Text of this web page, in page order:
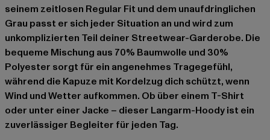
seinem zeitlosen Regular Fit und dem unaufdringlichen
Grau passt er sich jeder Situation an und wird zum
unkomplizierten Teil deiner Streetwear-Garderobe. Die
bequeme Mischung aus 70% Baumwolle und 30%
Polyester sorgt für ein angenehmes Tragegefühl,
während die Kapuze mit Kordelzug dich schützt, wenn
Wind und Wetter aufkommen. Ob über einem T-Shirt
oder unter einer Jacke – dieser Langarm-Hoody ist ein
zuverlässiger Begleiter für jeden Tag.